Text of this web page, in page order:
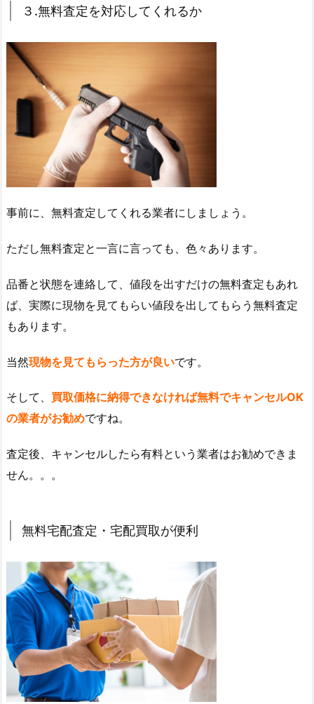
３.無料査定を対応してくれるか
事前に、無料査定してくれる業者にしましょう。
ただし無料査定と一言に言っても、色々あります。
品番と状態を連絡して、値段を出すだけの無料査定もあれ
ば、実際に現物を見てもらい値段を出してもらう無料査定
もあります。
当然現物を見てもらった方が良いです。
そして、 買取価格に納得できなければ無料でキャンセルOK
の業者がお勧めですね。
査定後、キャンセルしたら有料という業者はお勧めできま
せん。。。
無料宅配査定・宅配買取が便利